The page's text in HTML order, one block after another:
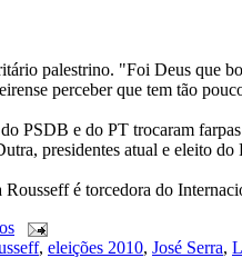
palestrino. "Foi Deus que
perceber que tem tão
PSDB e do PT trocaram
presidentes atual e eleito
é torcedora do
, eleições 2010, José Serra,